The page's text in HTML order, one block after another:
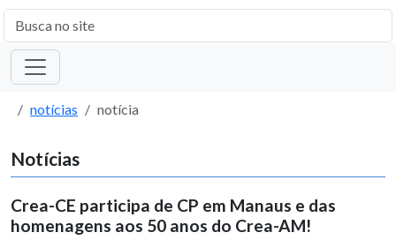
notícias notícia
Notícias
Crea-CE participa de CP em Manaus e das
homenagens aos 50 anos do Crea-AM!